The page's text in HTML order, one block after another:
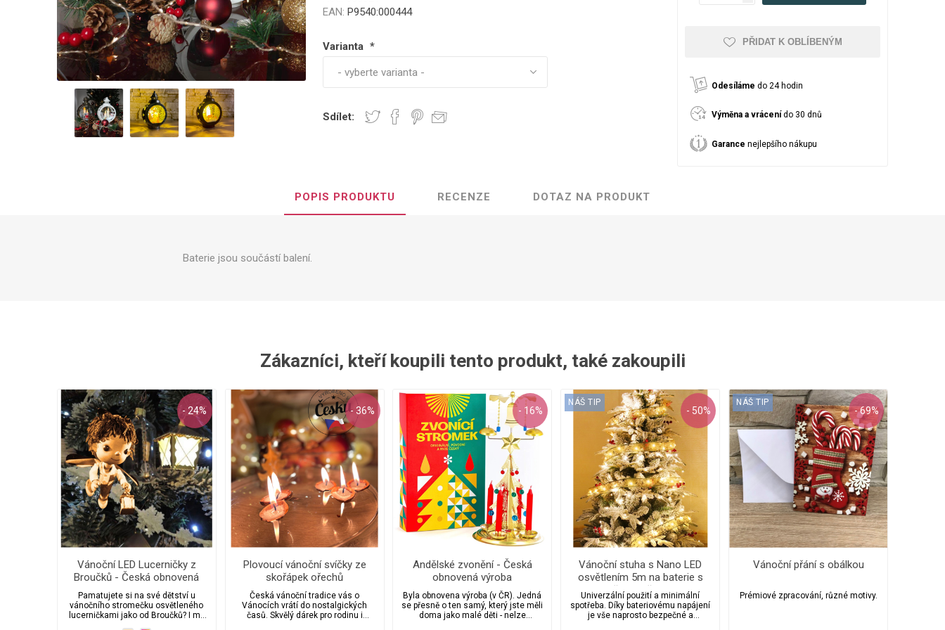
zahradu
EAN: P9540:000444
Varianta *
Sdílet:
PŘIDAT K OBLÍBENÝM
Odesíláme do 24 hodin
Výměna a vrácenído 30 dnů
Garance nejlepšího nákupu
POPIS PRODUKTU RECENZE DOTAZ NA PRODUKT
Baterie jsou součástí balení.
Zákazníci, kteří koupili tento produkt, také zakoupili
- 24%
Vánoční LED Lucerničky z
Broučků - Česká obnovená
výroba
Pamatujete si na své dětství u
vánočního stromečku osvětleného
lucerničkami jako od Broučků? I my
- 36%
Plovoucí vánoční svíčky ze
skořápek ořechů
Česká vánoční tradice vás o
Vánocích vrátí do nostalgických
časů. Skvělý dárek pro rodinu i
- 16%
Andělské zvonění - Česká
obnovená výroba
originálního zvonícího
stromku
Byla obnovena výroba (v ČR). Jedná
se přesně o ten samý, který jste měli
doma jako malé děti - nelze
- 50%
NÁŠ TIP
Vánoční stuha s Nano LED
osvětlením 5m na baterie s
časovačem
Univerzální použití a minimální
spotřeba. Díky bateriovému napájení
je vše naprosto bezpečné a
- 69%
NÁŠ TIP
Vánoční přání s obálkou
Prémiové zpracování, různé motivy.